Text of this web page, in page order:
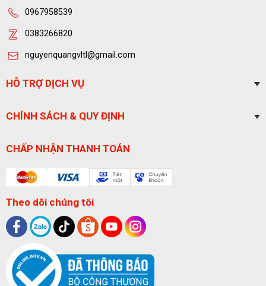
0967958539
0383266820
nguyenquangvltl@gmail.com
HỖ TRỢ DỊCH VỤ
CHÍNH SÁCH & QUY ĐỊNH
CHẤP NHẬN THANH TOÁN
Theo dõi chúng tôi